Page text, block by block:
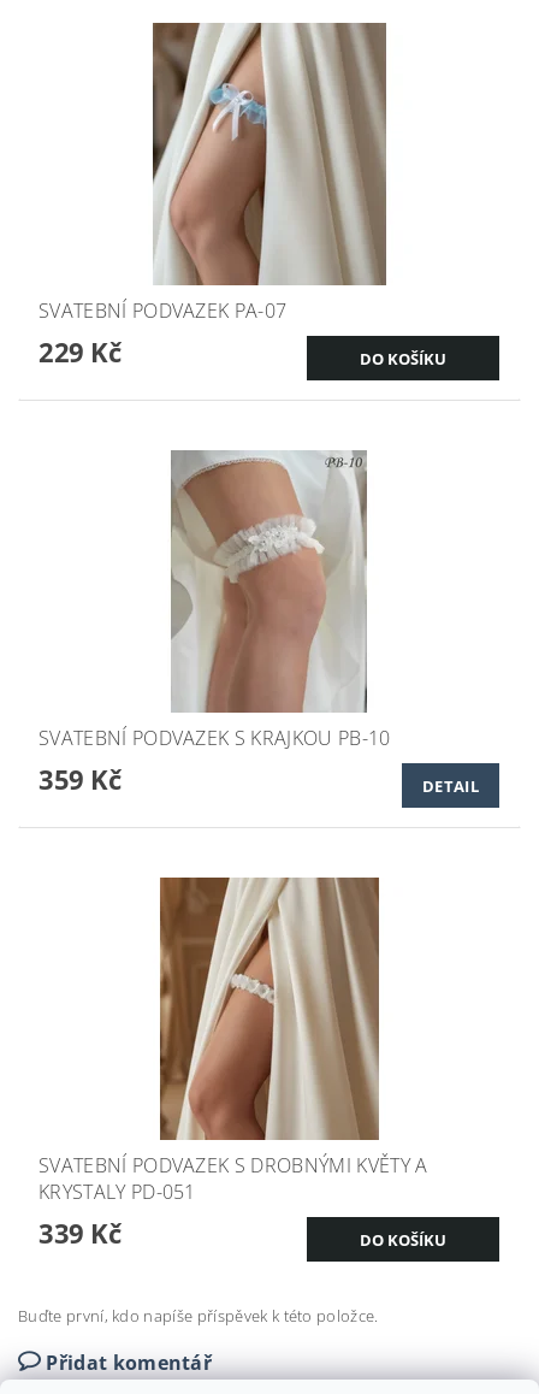
SVATEBNÍ PODVAZEK PA-07
229 Kč
SVATEBNÍ PODVAZEK S KRAJKOU PB-10
359 Kč DETAIL
SVATEBNÍ PODVAZEK S DROBNÝMI KVĚTY A
KRYSTALY PD-051
339 Kč
Buďte první, kdo napíše příspěvek k této položce.
Přidat komentář